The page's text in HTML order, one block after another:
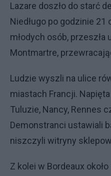
Lazare doszło do starć
Niedługo po godzinie 21
młodych osób, przeszła
Montmartre,
Ludzie wyszli na ulice
miastach Francji.
Tuluzie, Nancy, Rennes
Demonstranci ustawiali
niszczyli witryny
Z kolei w Bordeaux